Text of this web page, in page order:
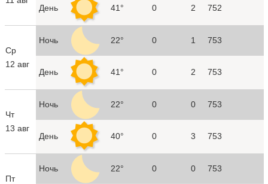
День 41° 0 2 752
Ср
12 авг
Ночь 22° 0 1 753
День 41° 0 2 753
Чт
13 авг
Ночь 22° 0 0 753
День 40° 0 3 753
Пт
Ночь 22° 0 0 753